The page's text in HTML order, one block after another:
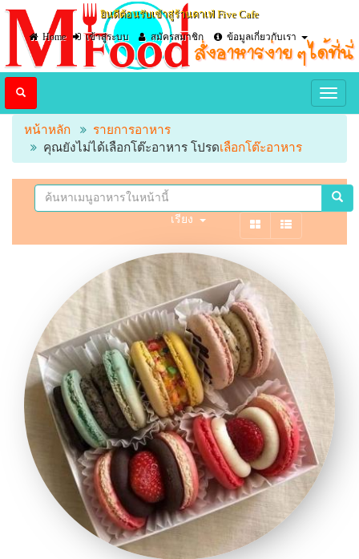
ยินดีต้อนรับเข้าสู่ร้านคาเฟ่ Five Cafe
Home
เข้าสู่ระบบ สมัครสมาชิก ข้อมูลเกี่ยวกับเรา
หน้าหลัก
รายการอาหาร
คุณยังไม่ได้เลือกโต๊ะอาหาร โปรดเลือกโต๊ะอาหาร
เรียง